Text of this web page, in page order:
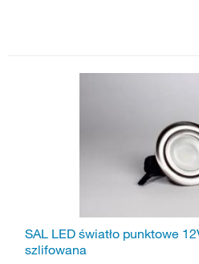
SAL LED światło punktowe
szlifowana